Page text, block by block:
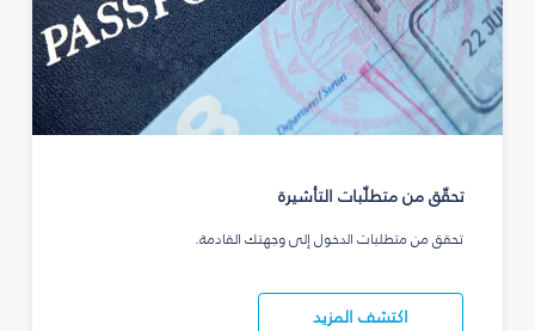
تحقّق من متطلّبات التأشيرة
تحقق من متطلبات الدخول إلى وجهتك القادمة.
اكتشف المزيد